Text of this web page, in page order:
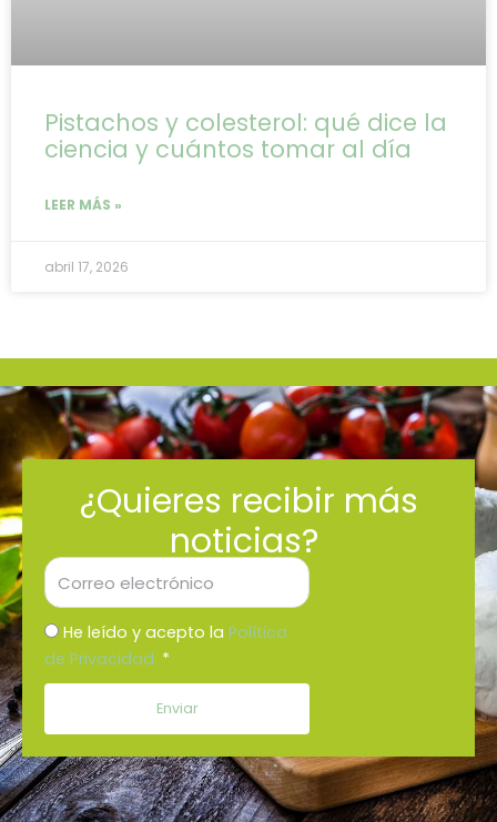
Pistachos y colesterol: qué dice la
ciencia y cuántos tomar al día
LEER MÁS »
abril 17, 2026
¿Quieres recibir más
noticias?
Correo
electrónico
He leído y acepto la Política
de Privacidad. *
Enviar